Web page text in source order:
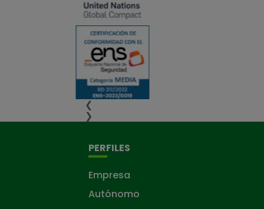
❮
❯
PERFILES
Empresa
Autónomo